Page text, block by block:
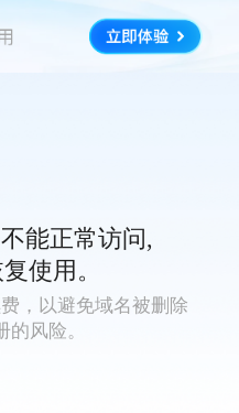
能正常访问,
使用。
，以避免域名被删除
风险。